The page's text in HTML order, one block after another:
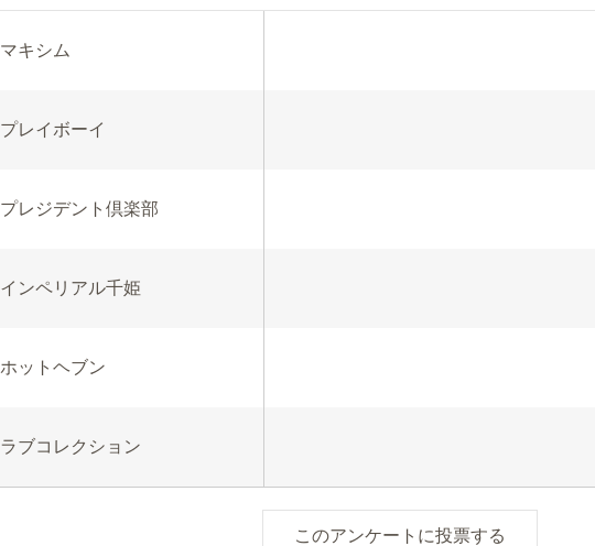
マキシム
プレイボーイ
プレジデント倶楽部
インペリアル千姫
ホットヘブン
ラブコレクション
このアンケートに投票する